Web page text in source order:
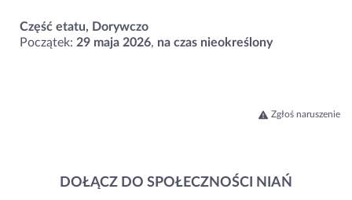
Część etatu, Dorywczo
Początek: 29 maja 2026, na czas nieokreślony
Zgłoś naruszenie
DOŁĄCZ DO SPOŁECZNOŚCI NIAŃ